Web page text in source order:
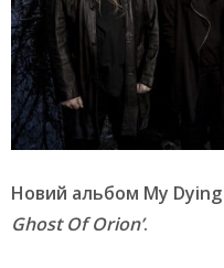
Новий альбом My
Ghost Of Orion’.